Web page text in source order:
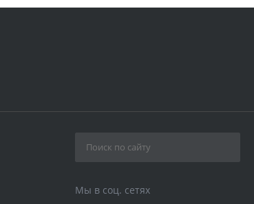
Мы в соц. сетях